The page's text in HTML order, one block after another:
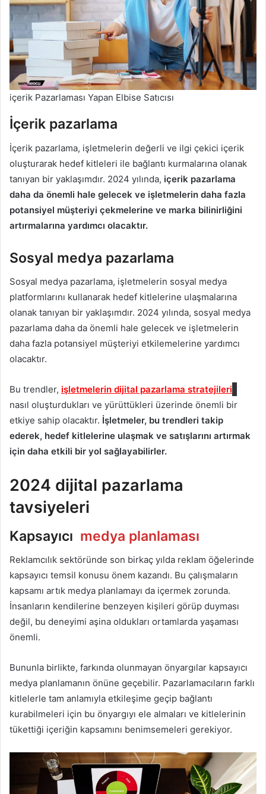
içerik Pazarlaması Yapan Elbise Satıcısı
İçerik pazarlama
İçerik pazarlama, işletmelerin değerli ve ilgi çekici içerik
oluşturarak hedef kitleleri ile bağlantı kurmalarına olanak
tanıyan bir yaklaşımdır. 2024 yılında, içerik pazarlama
daha da önemli hale gelecek ve işletmelerin daha fazla
potansiyel müşteriyi çekmelerine ve marka bilinirliğini
artırmalarına yardımcı olacaktır.
Sosyal medya pazarlama
Sosyal medya pazarlama, işletmelerin sosyal medya
platformlarını kullanarak hedef kitlelerine ulaşmalarına
olanak tanıyan bir yaklaşımdır. 2024 yılında, sosyal medya
pazarlama daha da önemli hale gelecek ve işletmelerin
daha fazla potansiyel müşteriyi etkilemelerine yardımcı
olacaktır.
Bu trendler, işletmelerin dijital pazarlama stratejileri
nasıl oluşturdukları ve yürüttükleri üzerinde önemli bir
etkiye sahip olacaktır. İşletmeler, bu trendleri takip
ederek, hedef kitlelerine ulaşmak ve satışlarını artırmak
için daha etkili bir yol sağlayabilirler.
2024 dijital pazarlama
tavsiyeleri
Kapsayıcı medya planlaması
Reklamcılık sektöründe son birkaç yılda reklam öğelerinde
kapsayıcı temsil konusu önem kazandı. Bu çalışmaların
kapsamı artık medya planlamayı da içermek zorunda.
İnsanların kendilerine benzeyen kişileri görüp duyması
değil, bu deneyimi aşina oldukları ortamlarda yaşaması
önemli.
Bununla birlikte, farkında olunmayan önyargılar kapsayıcı
medya planlamanın önüne geçebilir. Pazarlamacıların farklı
kitlelerle tam anlamıyla etkileşime geçip bağlantı
kurabilmeleri için bu önyargıyı ele almaları ve kitlelerinin
tükettiği içeriğin kapsamını benimsemeleri gerekiyor.